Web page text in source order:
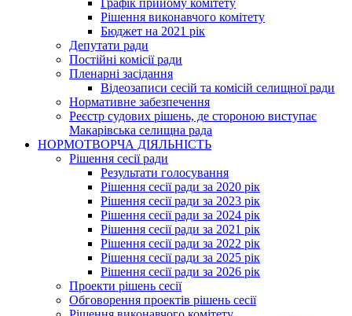
Графік прийому комітету
Рішення виконавчого комітету
Бюджет на 2021 рік
Депутати ради
Постійні комісії ради
Пленарні засідання
Відеозаписи сесій та комісій селищної ради
Нормативне забезпечення
Реєстр судових рішень, де стороною виступає
Макарівська селищна рада
НОРМОТВОРЧА ДІЯЛЬНІСТЬ
Рішення сесії ради
Результати голосування
Рішення сесії ради за 2020 рік
Рішення сесії ради за 2023 рік
Рішення сесії ради за 2024 рік
Рішення сесії ради за 2021 рік
Рішення сесії ради за 2022 рік
Рішення сесії ради за 2025 рік
Рішення сесії ради за 2026 рік
Проекти рішень сесії
Обговорення проектів рішень сесії